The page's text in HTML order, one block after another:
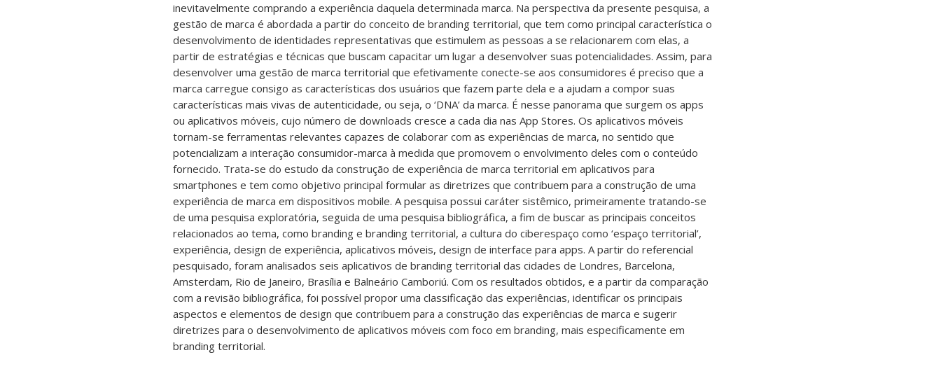
inevitavelmente comprando a experiência daquela determinada marca. Na perspectiva da presente pesquisa, a
gestão de marca é abordada a partir do conceito de branding territorial, que tem como principal característica o
desenvolvimento de identidades representativas que estimulem as pessoas a se relacionarem com elas, a
partir de estratégias e técnicas que buscam capacitar um lugar a desenvolver suas potencialidades. Assim, para
desenvolver uma gestão de marca territorial que efetivamente conecte-se aos consumidores é preciso que a
marca carregue consigo as características dos usuários que fazem parte dela e a ajudam a compor suas
características mais vivas de autenticidade, ou seja, o ‘DNA’ da marca. É nesse panorama que surgem os apps
ou aplicativos móveis, cujo número de downloads cresce a cada dia nas App Stores. Os aplicativos móveis
tornam-se ferramentas relevantes capazes de colaborar com as experiências de marca, no sentido que
potencializam a interação consumidor-marca à medida que promovem o envolvimento deles com o conteúdo
fornecido. Trata-se do estudo da construção de experiência de marca territorial em aplicativos para
smartphones e tem como objetivo principal formular as diretrizes que contribuem para a construção de uma
experiência de marca em dispositivos mobile. A pesquisa possui caráter sistêmico, primeiramente tratando-se
de uma pesquisa exploratória, seguida de uma pesquisa bibliográfica, a fim de buscar as principais conceitos
relacionados ao tema, como branding e branding territorial, a cultura do ciberespaço como ‘espaço territorial’,
experiência, design de experiência, aplicativos móveis, design de interface para apps. A partir do referencial
pesquisado, foram analisados seis aplicativos de branding territorial das cidades de Londres, Barcelona,
Amsterdam, Rio de Janeiro, Brasília e Balneário Camboriú. Com os resultados obtidos, e a partir da comparação
com a revisão bibliográfica, foi possível propor uma classificação das experiências, identificar os principais
aspectos e elementos de design que contribuem para a construção das experiências de marca e sugerir
diretrizes para o desenvolvimento de aplicativos móveis com foco em branding, mais especificamente em
branding territorial.